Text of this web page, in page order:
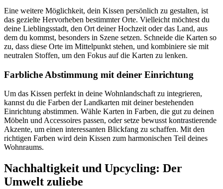
Eine weitere Möglichkeit, dein Kissen persönlich zu gestalten, ist
das gezielte Hervorheben bestimmter Orte. Vielleicht möchtest du
deine Lieblingsstadt, den Ort deiner Hochzeit oder das Land, aus
dem du kommst, besonders in Szene setzen. Schneide die Karten so
zu, dass diese Orte im Mittelpunkt stehen, und kombiniere sie mit
neutralen Stoffen, um den Fokus auf die Karten zu lenken.
Farbliche Abstimmung mit deiner Einrichtung
Um das Kissen perfekt in deine Wohnlandschaft zu integrieren,
kannst du die Farben der Landkarten mit deiner bestehenden
Einrichtung abstimmen. Wähle Karten in Farben, die gut zu deinen
Möbeln und Accessoires passen, oder setze bewusst kontrastierende
Akzente, um einen interessanten Blickfang zu schaffen. Mit den
richtigen Farben wird dein Kissen zum harmonischen Teil deines
Wohnraums.
Nachhaltigkeit und Upcycling: Der
Umwelt zuliebe